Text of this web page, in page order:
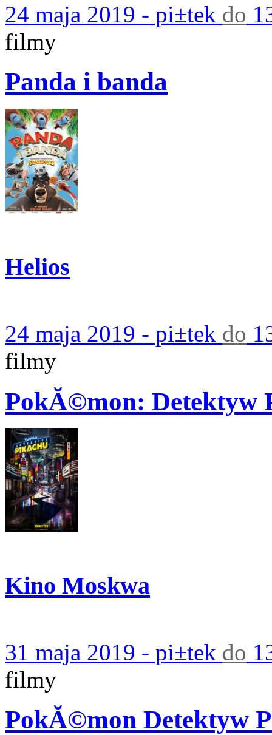
24 maja 2019 - pi±tek do
filmy
Panda i banda
Helios
24 maja 2019 - pi±tek do
filmy
PokĂ©mon: Detektyw
Kino Moskwa
31 maja 2019 - pi±tek do
filmy
PokĂ©mon Detektyw